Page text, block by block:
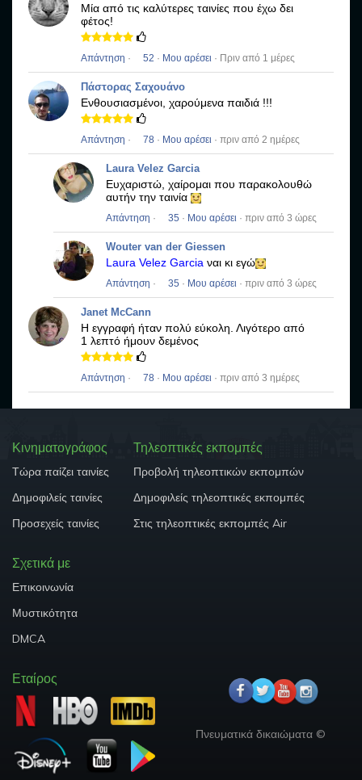
Μία από τις καλύτερες ταινίες που έχω δει
φέτος!
Απάντηση · 52 · Μου αρέσει · Πριν από 1 μέρες
Πάστορας Σαχουάνο
Ενθουσιασμένοι, χαρούμενα παιδιά !!!
Απάντηση · 78 · Μου αρέσει · πριν από 2 ημέρες
Laura Velez Garcia
Ευχαριστώ, χαίρομαι που παρακολουθώ
αυτήν την ταινία
Απάντηση · 35 · Μου αρέσει · πριν από 3 ώρες
Wouter van der Giessen
Laura Velez Garcia ναι κι εγώ
Απάντηση · 35 · Μου αρέσει · πριν από 3 ώρες
Janet McCann
Η εγγραφή ήταν πολύ εύκολη. Λιγότερο από
1 λεπτό ήμουν δεμένος
Απάντηση · 78 · Μου αρέσει · πριν από 3 ημέρες
Κινηματογράφος
Τώρα παίζει ταινίες
Δημοφιλείς ταινίες
Προσεχείς ταινίες
Τηλεοπτικές εκπομπές
Προβολή τηλεοπτικών εκπομπών
Δημοφιλείς τηλεοπτικές εκπομπές
Στις τηλεοπτικές εκπομπές Air
Σχετικά με
Επικοινωνία
Μυστικότητα
DMCA
Εταίρος
Πνευματικά δικαιώματα ©